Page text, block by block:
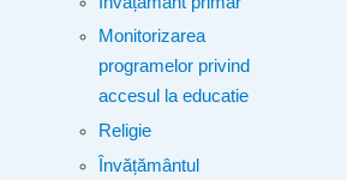
Monitorizarea
programelor privind
accesul la educatie
Religie
Învățământul